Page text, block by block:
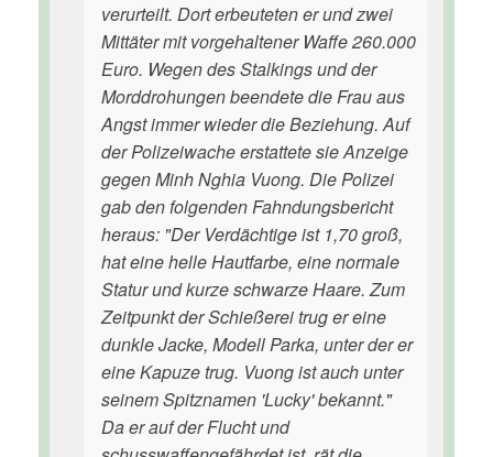
verurteilt. Dort erbeuteten er und zwei
Mittäter mit vorgehaltener Waffe 260.000
Euro. Wegen des Stalkings und der
Morddrohungen beendete die Frau aus
Angst immer wieder die Beziehung. Auf
der Polizeiwache erstattete sie Anzeige
gegen Minh Nghia Vuong. Die Polizei
gab den folgenden Fahndungsbericht
heraus: "Der Verdächtige ist 1,70 groß,
hat eine helle Hautfarbe, eine normale
Statur und kurze schwarze Haare. Zum
Zeitpunkt der Schießerei trug er eine
dunkle Jacke, Modell Parka, unter der er
eine Kapuze trug. Vuong ist auch unter
seinem Spitznamen 'Lucky' bekannt."
Da er auf der Flucht und